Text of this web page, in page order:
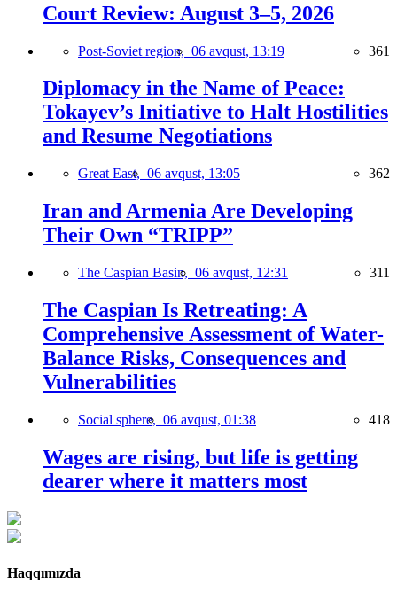
Court Review: August 3–5, 2026
Post-Soviet region, 06 avqust, 13:19 361
Diplomacy in the Name of Peace:
Tokayev’s Initiative to Halt Hostilities
and Resume Negotiations
Great East, 06 avqust, 13:05 362
Iran and Armenia Are Developing
Their Own “TRIPP”
The Caspian Basin, 06 avqust, 12:31 311
The Caspian Is Retreating: A
Comprehensive Assessment of Water-
Balance Risks, Consequences and
Vulnerabilities
Social sphere, 06 avqust, 01:38 418
Wages are rising, but life is getting
dearer where it matters most
Haqqımızda